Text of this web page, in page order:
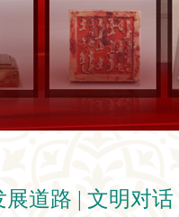
展道路 | 文明对